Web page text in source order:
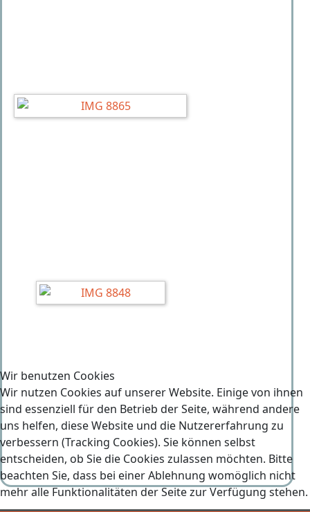
Wir benutzen Cookies
Wir nutzen Cookies auf unserer Website. Einige von ihnen
sind essenziell für den Betrieb der Seite, während andere
uns helfen, diese Website und die Nutzererfahrung zu
verbessern (Tracking Cookies). Sie können selbst
entscheiden, ob Sie die Cookies zulassen möchten. Bitte
beachten Sie, dass bei einer Ablehnung womöglich nicht
mehr alle Funktionalitäten der Seite zur Verfügung stehen.